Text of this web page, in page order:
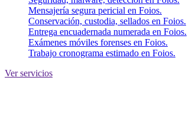
Mensajería segura pericial en Foios.
Conservación, custodia, sellados en Foios.
Entrega encuadernada numerada en Foios.
Exámenes móviles forenses en Foios.
Trabajo cronograma estimado en Foios.
Ver servicios